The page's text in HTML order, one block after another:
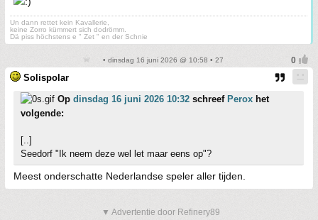
Un dann rettet kein Kavallerie,
keine Zorro kümmert sich dodrömm.
Dä piss höchstens e " Zet " en der Schnie
• dinsdag 16 juni 2026 @ 10:58 • 27
Solispolar
Op dinsdag 16 juni 2026 10:32 schreef Perox het
volgende:
[..]
Seedorf "Ik neem deze wel let maar eens op"?
Meest onderschatte Nederlandse speler aller tijden.
▼ Advertentie door Refinery89